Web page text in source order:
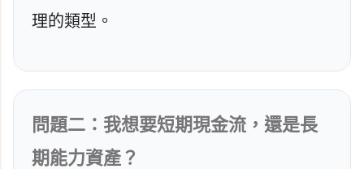
理的類型。
問題二：我想要短期現金流，還是長
期能力資產？